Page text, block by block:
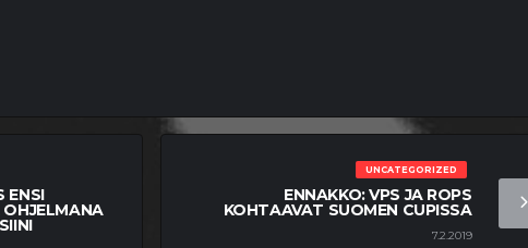
ENSI
UNCATEGORIZED
ENNAKKO: VPS JA ROPS
KOHTAAVAT SUOMEN CUPISSA
7.2.2019